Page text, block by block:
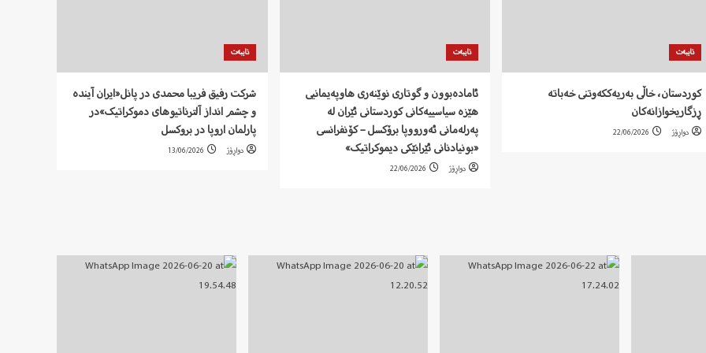
تایبەت
کوردستان، خاڵی بەریەککەوتنی خەباتە
ڕزگاریخوازانەکان
دواڕۆژ 22/06/2026
تایبەت
ئامادەبوون و گوتاری نوێنەری هاوپەیمانیی
هێزە سیاسییەکانی کوردستانی ئێران لە
پەرلەمانی ئەورووپا برۆکسل – کۆنفرانسی
«بونیادنانی ئێرانێکی دیموکراتیک»
دواڕۆژ 22/06/2026
تایبەت
شرکت رفيق فریبا محمدی در پانل«ایران آیندە
و چشم انداز آلترناتیوهای دموکراتیک»در
پارلمان اروپا در بروکسل
دواڕۆژ 13/06/2026